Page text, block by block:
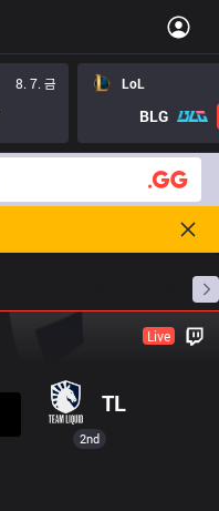
8. 7. 금
LoL
BLG
프로빌
Live
TL
2nd